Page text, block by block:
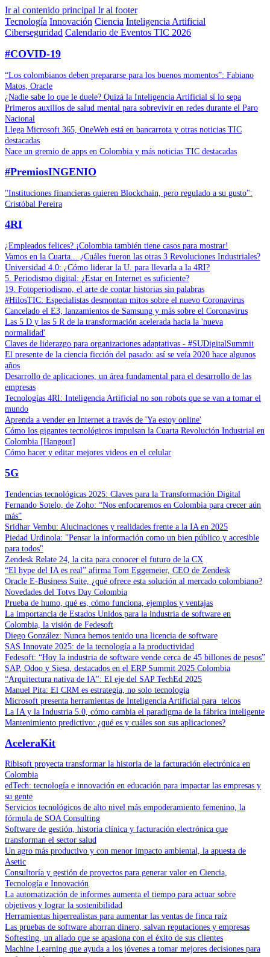
Ir al contenido principal Ir al footer
Tecnología Innovación Ciencia Inteligencia Artificial
Ciberseguridad Calendario de Eventos TIC 2026
#COVID-19
“Los colombianos deben prepararse para los buenos momentos”: Fabiano
Matos, Oracle
¿Nadie sabe lo que le duele? Quizá la Inteligencia Artificial sí lo sepa
Primeros auxilios de salud mental para sobrevivir en redes durante el Paro
Nacional
Llega Microsoft 365, OneWeb está en bancarrota y otras noticias TIC
destacadas
Nace un gremio de apps en Colombia y más noticias TIC destacadas
#PremiosINGENIO
"Instituciones financieras quieren Blockchain, pero regulado a su gusto":
Cristóbal Pereira
4RI
¿Empleados felices? ¡Colombia también tiene casos para mostrar!
Vamos en la Cuarta... ¿Cuáles fueron las otras 3 Revoluciones Industriales?
Universidad 4.0: ¿Cómo liderar la U. para llevarla a la 4RI?
5. Periodismo digital: ¿Estar en Internet es suficiente?
19. Fotoperiodismo, el arte de contar historias sin palabras
#HilosTIC: Especialistas desmontan mitos sobre el nuevo Coronavirus
Cancelado el E3, lanzamientos de Samsung y más sobre el Coronavirus
Las 5 D y las 5 R de la transformación acelerada hacia la 'nueva
normalidad'
Claves de liderazgo para organizaciones adaptativas - #SUDigitalSummit
El presente de la ciencia ficción del pasado: así se veía 2020 hace algunos
años
Desarrollo de aplicaciones, un área fundamental para el desarrollo de las
empresas
Tecnologías 4RI: Inteligencia Artificial no son robots que se van a tomar el
mundo
Aprenda a vender en Internet a través de 'Ya estoy online'
Cómo los gigantes tecnológicos impulsan la Cuarta Revolución Industrial en
Colombia [Hangout]
Cómo hacer y editar mejores videos en el celular
5G
Tendencias tecnológicas 2025: Claves para la Transformación Digital
Fernando Sotelo, de Zoho: “Nos enfocaremos en Colombia para crecer aún
más”
Sridhar Vembu: Alucinaciones y realidades frente a la IA en 2025
Piedad Urdinola: "Pensar la información como un bien público y accesible
para todos"
Zendesk Relate 24, la cita para conocer el futuro de la CX
“El hype del IA es real” afirma Tom Eggemeier, CEO de Zendesk
Oracle E-Business Suite, ¿qué ofrece esta solución al mercado colombiano?
Novedades del Totvs Day Colombia
Prueba de humo, qué es, cómo funciona, ejemplos y ventajas
La importancia de Estados Unidos para la industria de software en
Colombia, la visión de Fedesoft
Diego González: Nunca hemos tenido una licencia de software
SAS Innovate 2025: de la tecnología a la productividad
Fedesoft: “Hoy la industria de software vende cerca de 45 billones de pesos”
SAP, Odoo y Siesa, destacados en el ERP Summit 2025 Colombia
“Arquitectura nativa de IA": El eje del SAP TechEd 2025
Manuel Pita: El CRM es estrategia, no solo tecnología
Microsoft presenta herramientas de Inteligencia Artificial para telcos
La IA y la Industria 5.0, cómo cambia el paradigma de la fábrica inteligente
Mantenimiento predictivo: ¿qué es y cuáles son sus aplicaciones?
AceleraKit
Ribisoft proyecta transformar la historia de la facturación electrónica en
Colombia
edTech: tecnología e innovación en educación para impactar las empresas y
su gente
Servicios tecnológicos de alto nivel más empoderamiento femenino, la
fórmula de SOA Consulting
Software de gestión, historia clínica y facturación electrónica que
transforman el sector salud
Un agro más productivo y con menor impacto ambiental, la apuesta de
Asetic
Consultoría y gestión de proyectos para generar valor en Ciencia,
Tecnología e Innovación
La automatización de informes aumenta el tiempo para actuar sobre
objetivos y lograr la sostenibilidad
Herramientas hiperrealistas para aumentar las ventas de finca raíz
Las pruebas de software ahorran dinero, salvan reputaciones y empresas
Softesting, un aliado que se apasiona con el éxito de sus clientes
Machine Learning que ayuda a los jóvenes a tomar mejores decisiones para